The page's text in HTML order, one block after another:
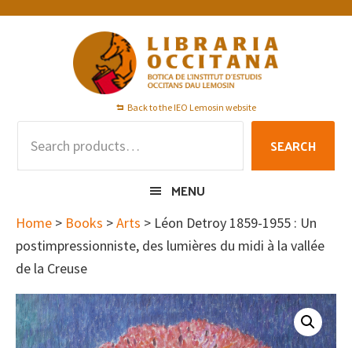
Skip
Skip
Skip
Back to the IEO Lemosin website
SEARCH
MENU
Home > Books >Arts > Léon Detroy 1859-1955 : Un
postimpressionniste, des lumières du midi à la vallée
de la Creuse